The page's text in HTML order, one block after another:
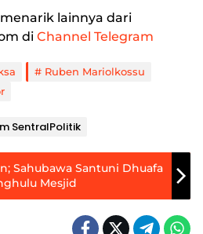
lainnya dari
di Channel Telegram
Ruben Mariolkossu
SentralPolitik
Sahubawa Santuni Dhuafa
Mesjid